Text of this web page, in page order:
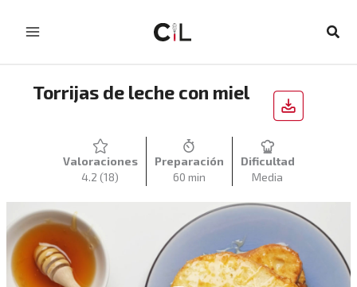
Torrijas de leche con miel
Valoraciones
4.2 (18)
Preparación
60 min
Dificultad
Media